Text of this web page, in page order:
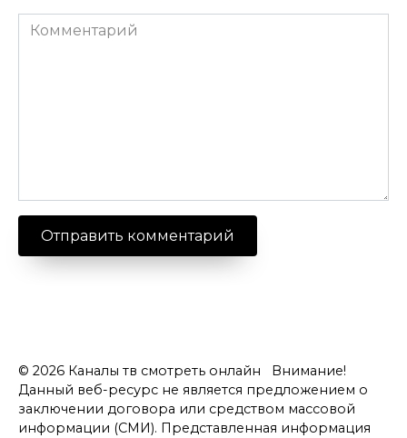
Комментарий
© 2026 Каналы тв смотреть онлайн Внимание!
Данный веб-ресурс не является предложением о
заключении договора или средством массовой
информации (СМИ). Представленная информация